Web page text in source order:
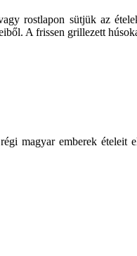
rostlapon sütjük az
A frissen grillezett
magyar emberek